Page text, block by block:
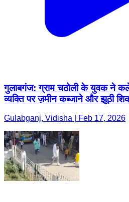
गुलाबगंज: ग्राम चठोली के युवक ने
व्यक्ति पर ज़मीन कब्जाने और झूठी
Gulabganj, Vidisha | Feb 17, 2026